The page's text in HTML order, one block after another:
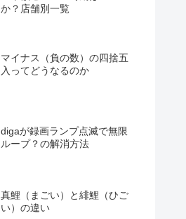
か？店舗別一覧
マイナス（負の数）の四捨五
入ってどうなるのか
digaが録画ランプ点滅で無限
ループ？の解消方法
真鯉（まごい）と緋鯉（ひご
い）の違い